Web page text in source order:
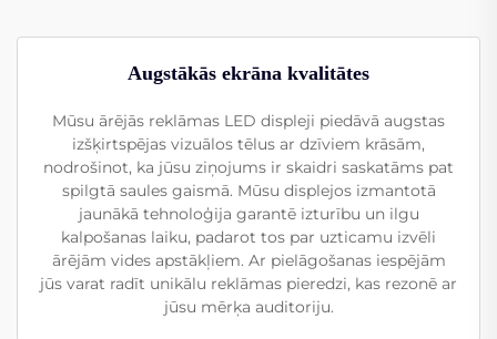
Augstākās ekrāna kvalitātes
Mūsu ārējās reklāmas LED displeji piedāvā augstas
izšķirtspējas vizuālos tēlus ar dzīviem krāsām,
nodrošinot, ka jūsu ziņojums ir skaidri saskatāms pat
spilgtā saules gaismā. Mūsu displejos izmantotā
jaunākā tehnoloģija garantē izturību un ilgu
kalpošanas laiku, padarot tos par uzticamu izvēli
ārējām vides apstākļiem. Ar pielāgošanas iespējām
jūs varat radīt unikālu reklāmas pieredzi, kas rezonē ar
jūsu mērķa auditoriju.